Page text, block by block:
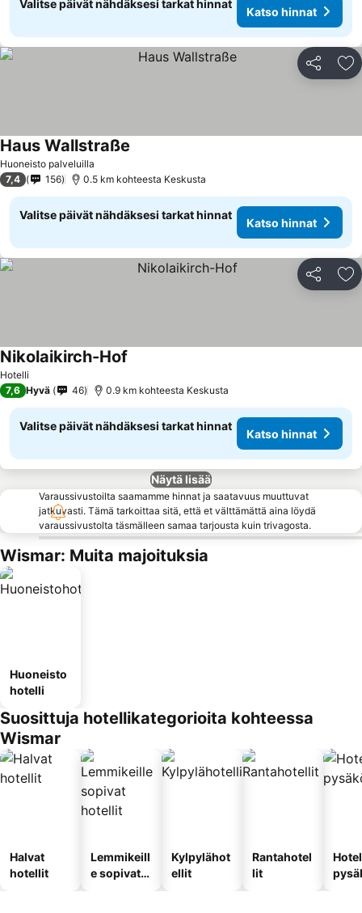
Valitse päivät nähdäksesi tarkat hinnat
Katso hinnat
Jaa
Huoneisto palveluilla
Haus Wallstraße
7,4 156 0.5 km kohteesta Keskusta
Valitse päivät nähdäksesi tarkat hinnat
Katso hinnat
Jaa
Hotelli
Nikolaikirch-Hof
7,6 Hyvä 46 0.9 km kohteesta Keskusta
Valitse päivät nähdäksesi tarkat hinnat
Katso hinnat
Näytä lisää
Varaussivustoilta saamamme hinnat ja saatavuus muuttuvat
jatkuvasti. Tämä tarkoittaa sitä, että et välttämättä aina löydä
varaussivustolta täsmälleen samaa tarjousta kuin trivagosta.
Wismar: Muita majoituksia
Huoneisto
hotelli
Suosittuja hotellikategorioita kohteessa
Wismar
Halvat
hotellit
Lemmikeill
e sopivat
Kylpylähot
ellit
Rantahotel
lit